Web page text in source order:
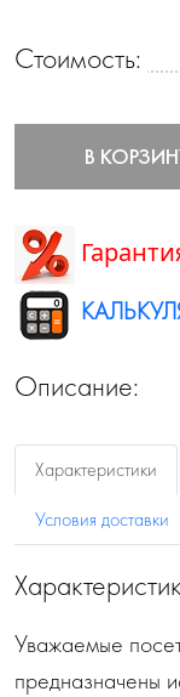
Стоимость:
В
Описание:
Характеристики
Условия доставки
Уважаемые
предназначены